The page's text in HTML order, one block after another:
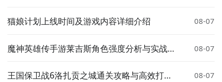
猫娘计划上线时间及游戏内容详细介绍 08-07
魔神英雄传手游莱吉斯角色强度分析与实战搭
08-07
王国保卫战6洛扎贡之城通关攻略与高效打法
08-07